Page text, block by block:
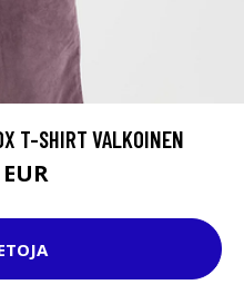
T-SHIRT VALKOINEN